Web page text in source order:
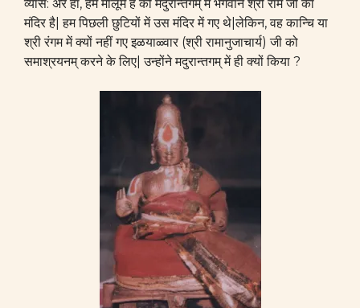
व्यास: अरे हाँ, हमें मालूम है की मदुरान्तगम् में भगवान श्री राम जी का
मंदिर है| हम पिछली छुटियों में उस मंदिर में गए थे|लेकिन, वह कान्चि या
श्री रंगम में क्यों नहीं गए इळयाळ्वार (श्री रामानुजाचार्य) जी को
समाश्रयनम् करने के लिए| उन्होंने मदुरान्तगम् में ही क्यों किया ?